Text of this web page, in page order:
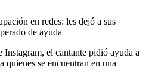
el cantante pidió ayuda a
quienes se encuentran en una